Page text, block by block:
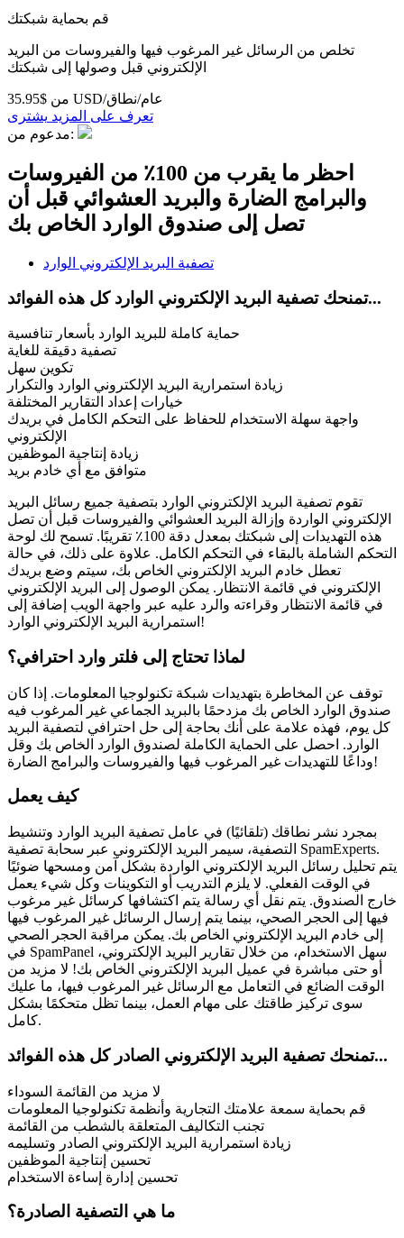
قم بحماية شبكتك
تخلص من الرسائل غير المرغوب فيها والفيروسات من البريد
الإلكتروني قبل وصولها إلى شبكتك
من $35.95 USD/عام/نطاق
تعرف على المزيد يشترى
مدعوم من:
احظر ما يقرب من 100٪ من الفيروسات
والبرامج الضارة والبريد العشوائي قبل أن
تصل إلى صندوق الوارد الخاص بك
تصفية البريد الإلكتروني الوارد
تمنحك تصفية البريد الإلكتروني الوارد كل هذه الفوائد...
حماية كاملة للبريد الوارد بأسعار تنافسية
تصفية دقيقة للغاية
تكوين سهل
زيادة استمرارية البريد الإلكتروني الوارد والتكرار
خيارات إعداد التقارير المختلفة
واجهة سهلة الاستخدام للحفاظ على التحكم الكامل في بريدك
الإلكتروني
زيادة إنتاجية الموظفين
متوافق مع أي خادم بريد
تقوم تصفية البريد الإلكتروني الوارد بتصفية جميع رسائل البريد
الإلكتروني الواردة وإزالة البريد العشوائي والفيروسات قبل أن تصل
هذه التهديدات إلى شبكتك بمعدل دقة 100٪ تقريبًا. تسمح لك لوحة
التحكم الشاملة بالبقاء في التحكم الكامل. علاوة على ذلك، في حالة
تعطل خادم البريد الإلكتروني الخاص بك، سيتم وضع بريدك
الإلكتروني في قائمة الانتظار. يمكن الوصول إلى البريد الإلكتروني
في قائمة الانتظار وقراءته والرد عليه عبر واجهة الويب إضافة إلى
استمرارية البريد الإلكتروني الوارد!
لماذا تحتاج إلى فلتر وارد احترافي؟
توقف عن المخاطرة بتهديدات شبكة تكنولوجيا المعلومات. إذا كان
صندوق الوارد الخاص بك مزدحمًا بالبريد الجماعي غير المرغوب فيه
كل يوم، فهذه علامة على أنك بحاجة إلى حل احترافي لتصفية البريد
الوارد. احصل على الحماية الكاملة لصندوق الوارد الخاص بك وقل
وداعًا للتهديدات غير المرغوب فيها والفيروسات والبرامج الضارة!
كيف يعمل
بمجرد نشر نطاقك (تلقائيًا) في عامل تصفية البريد الوارد وتنشيط
التصفية، سيمر البريد الإلكتروني عبر سحابة تصفية SpamExperts.
يتم تحليل رسائل البريد الإلكتروني الواردة بشكل آمن ومسحها ضوئيًا
في الوقت الفعلي. لا يلزم التدريب أو التكوينات وكل شيء يعمل
خارج الصندوق. يتم نقل أي رسالة يتم اكتشافها كرسائل غير مرغوب
فيها إلى الحجر الصحي، بينما يتم إرسال الرسائل غير المرغوب فيها
إلى خادم البريد الإلكتروني الخاص بك. يمكن مراقبة الحجر الصحي
في SpamPanel سهل الاستخدام، من خلال تقارير البريد الإلكتروني،
أو حتى مباشرة في عميل البريد الإلكتروني الخاص بك! لا مزيد من
الوقت الضائع في التعامل مع الرسائل غير المرغوب فيها، ما عليك
سوى تركيز طاقتك على مهام العمل، بينما تظل متحكمًا بشكل
كامل.
تمنحك تصفية البريد الإلكتروني الصادر كل هذه الفوائد...
لا مزيد من القائمة السوداء
قم بحماية سمعة علامتك التجارية وأنظمة تكنولوجيا المعلومات
تجنب التكاليف المتعلقة بالشطب من القائمة
زيادة استمرارية البريد الإلكتروني الصادر وتسليمه
تحسين إنتاجية الموظفين
تحسين إدارة إساءة الاستخدام
ما هي التصفية الصادرة؟